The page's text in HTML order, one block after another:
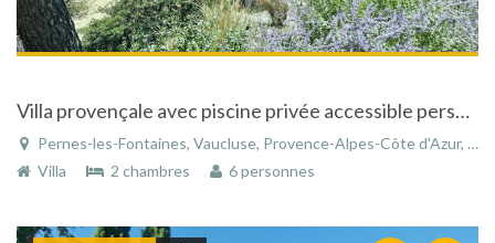
Villa provençale avec piscine privée accessible personnes mobilité réduite
Pernes-les-Fontaines, Vaucluse, Provence-Alpes-Côte d'Azur, France
Villa
2 chambres 6 personnes